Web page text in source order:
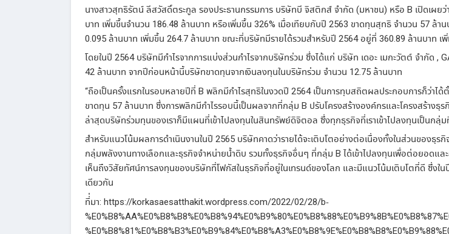
นางสาวสุทธิรัตน์ ลีสวัสดิ์ตระกูล รองประธานกรรมการ บริษัทบี จิสติกส์ จำกัด (มหาชน) หรือ B เปิดเผ
บาท เพิ่มขึ้นจำนวน 186.48 ล้านบาท หรือเพิ่มขึ้น 326% เมื่อเทียบกับปี 2563 ขาดทุนสุทธิ จำนวน 57 ล้
0.095 ล้านบาท เพิ่มขึ้น 264.7 ล้านบาท ขณะที่บริษัทมีรายได้รวมสำหรับปี 2564 อยู่ที่ 360.89 ล้านบาท
โดยในปี 2564 บริษัทมีกำไรจากการแบ่งส่วนกำไรจากบริษัทร่วม ซึ่งได้แก่ บริษัท เดอะ เมกะวัตต์ จำกั
42 ล้านบาท จากปีก่อนหน้านี้บริษัทขาดทุนจากเงินลงทุนในบริษัทร่วม จำนวน 12.75 ล้านบาท
“ถือเป็นครั้งแรกในรอบหลายปีที่ B พลิกมีกำไรสุทธิในงวดปี 2564 เป็นการทุบสถิตผลประกอบการก็ว่าไ
ขาดทุน 57 ล้านบาท ซึ่งการพลิกมีกำไรรอบนี้เป็นผลจากที่กลุ่ม B ปรับโครงสร้างองค์กรและโครงสร้าง
ล่าสุดบริษัทร่วมทุนของเราก็มีแผนที่เข้าไปลงทุนในสินทรัพย์ดิจิตอล ซึ่งทุกธุรกิจที่เราเข้าไปลงทุนเป็นกลุ่
สำหรับแนวโน้มผลการดำเนินงานในปี 2565 บริษัทคาดว่ารายได้จะเติบโตอย่างต่อเนื่องทั้งในส่วนของ
กลุ่มพลังงานทางเลือกและธุรกิจจำหน่ายน้ำดิบ รวมทั้งธุรกิจอื่นๆ ที่กลุ่ม B ได้เข้าไปลงทุนเพื่อต่อยอดแ
เห็นถึงวิสัยทัศน์การลงทุนของบริษัทที่โฟกัสในธุรกิจที่อยู่ในเทรนด์ของโลก และมีแนวโน้มเติบโตที่ดี ซึ่งใน
เดียวกัน
ที่่มา: https://korkasaesatthakit.wordpress.com/2022/02/28/b-